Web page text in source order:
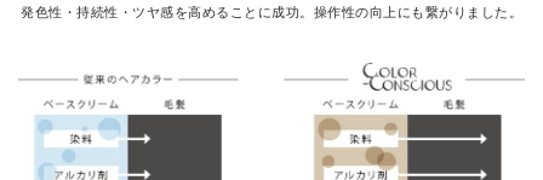
発色性・持続性・ツヤ感を高めることに成功。操作性の向上にも繋がりました。